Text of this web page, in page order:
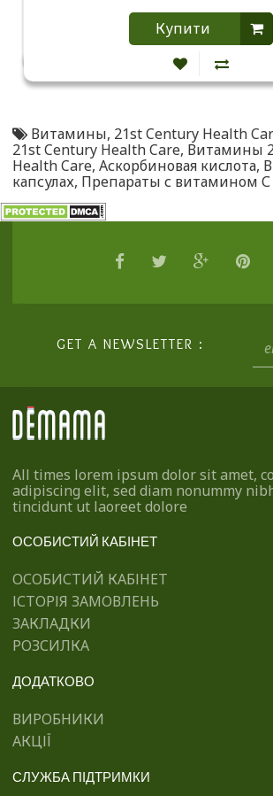
Купити
Витамины, 21st Century Health
21st Century Health Care, Витамины
Health Care, Аскорбиновая кислота,
капсулах, Препараты с витамином С
GET A NEWSLETTER :
All times lorem ipsum dolor sit amet,
adipiscing elit, sed diam nonummy
tincidunt ut laoreet dolore
ОСОБИСТИЙ КАБІНЕТ
ОСОБИСТИЙ КАБІНЕТ
ІСТОРІЯ ЗАМОВЛЕНЬ
ЗАКЛАДКИ
РОЗСИЛКА
ДОДАТКОВО
ВИРОБНИКИ
АКЦІЇ
СЛУЖБА ПІДТРИМКИ